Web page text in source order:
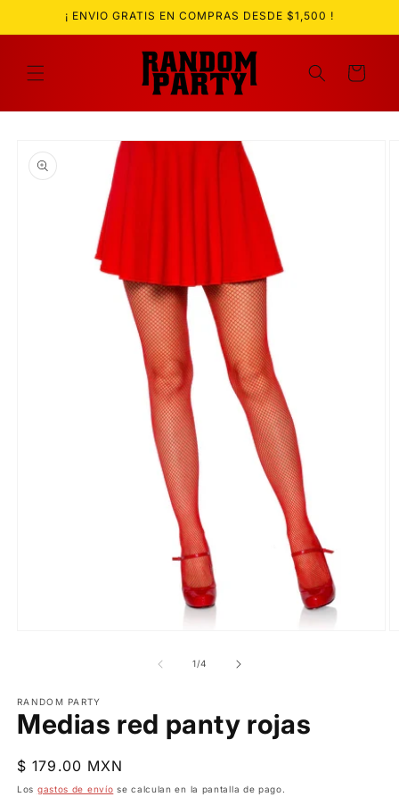
directamente
al contenido
¡ ENVIO GRATIS EN COMPRAS DESDE $1,500 !
Carrito
a la
información
una
ventana
modal
1/de
4
RANDOM PARTY
Medias red panty rojas
Precio
habitual
$ 179.00 MXN
Los gastos de envío se calculan en la pantalla de pago.